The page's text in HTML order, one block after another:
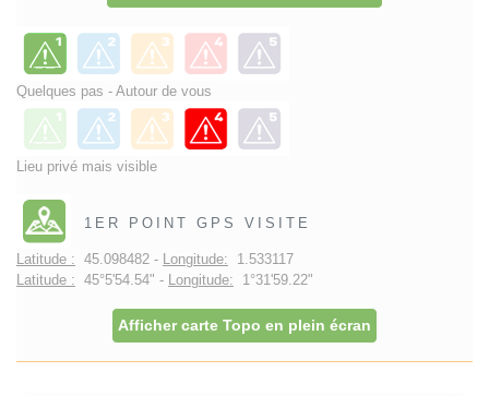
Quelques pas - Autour de vous
Lieu privé mais visible
1ER POINT GPS VISITE
Latitude : 45.098482 - Longitude: 1.533117
Latitude : 45°5'54.54" - Longitude: 1°31'59.22"
Afficher carte Topo en plein écran